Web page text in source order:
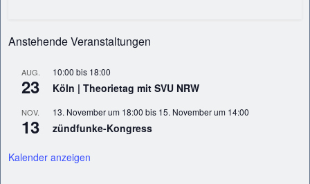
Anstehende Veranstaltungen
AUG.
23
10:00 bis 18:00
Köln | Theorietag mit SVU NRW
NOV.
13
13. November um 18:00 bis 15. November um 14:00
zündfunke-Kongress
Kalender anzeigen